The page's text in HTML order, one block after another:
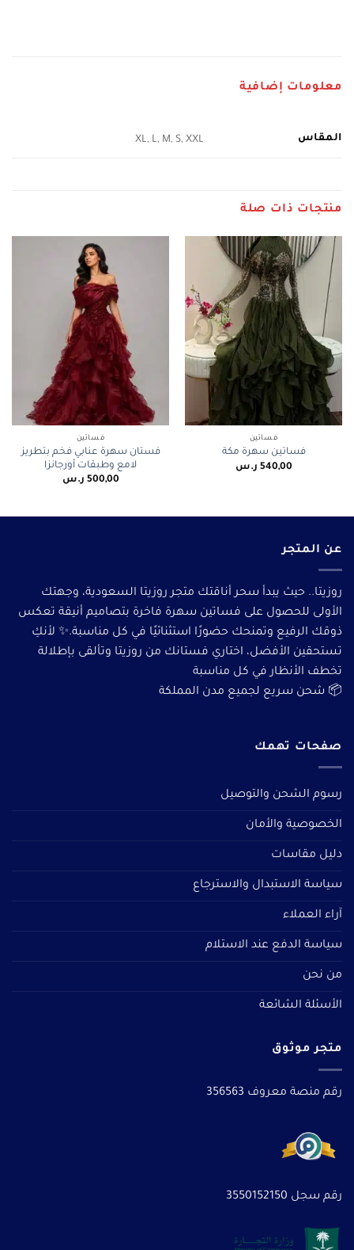
معلومات إضافية
المقاس XL, L, M, S, XXL
منتجات ذات صلة
فساتين
فساتين سهرة مكة
540,00 ر.س
فساتين
فستان سهرة عنابي فخم بتطريز
لامع وطبقات أورجانزا
500,00 ر.س
عن المتجر
روزيتا.. حيث يبدأ سحر أناقتك متجر روزيتا السعودية، وجهتك
الأولى للحصول على فساتين سهرة فاخرة بتصاميم أنيقة تعكس
ذوقك الرفيع وتمنحك حضورًا استثنائيًا في كل مناسبة.✨ لأنكِ
تستحقين الأفضل، اختاري فستانك من روزيتا وتألقى بإطلالة
تخطف الأنظار في كل مناسبة
📦 شحن سريع لجميع مدن المملكة
صفحات تهمك
رسوم الشحن والتوصيل
الخصوصية والأمان
دليل مقاسات
سياسة الاستبدال والاسترجاع
آراء العملاء
سياسة الدفع عند الاستلام
من نحن
الأسئلة الشائعة
متجر موثوق
رقم منصة معروف 356563
رقم سجل 3550152150